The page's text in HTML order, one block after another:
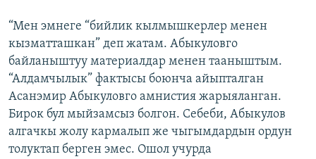
“Мен эмнеге “бийлик кылмышкерлер менен
кызматташкан” деп жатам. Абыкуловго
байланыштуу материалдар менен тааныштым.
“Алдамчылык” фактысы боюнча айыпталган
Асанэмир Абыкуловго амнистия жарыяланган.
Бирок бул мыйзамсыз болгон. Себеби, Абыкулов
алгачкы жолу кармалып же чыгымдардын ордун
толуктап берген эмес. Ошол учурда